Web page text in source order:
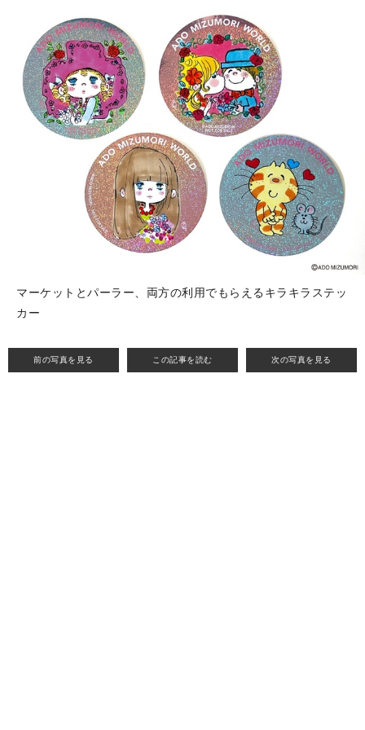
前の写真を見る この記事を読む 次の写真を見る
マーケットとパーラー、両方の利用でもらえるキラキラステッ
カー